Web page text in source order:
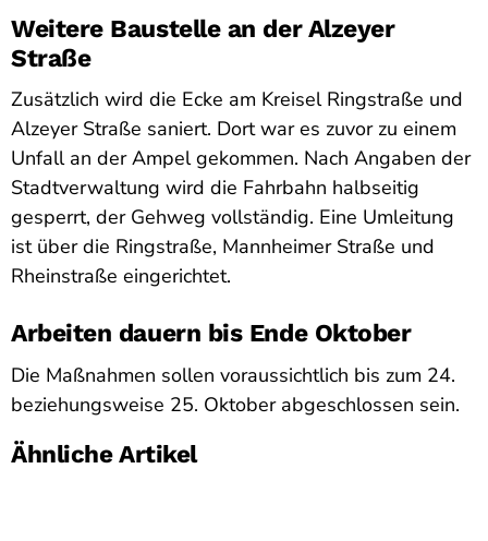
Weitere Baustelle an der Alzeyer
Straße
Zusätzlich wird die Ecke am Kreisel Ringstraße und
Alzeyer Straße saniert. Dort war es zuvor zu einem
Unfall an der Ampel gekommen. Nach Angaben der
Stadtverwaltung wird die Fahrbahn halbseitig
gesperrt, der Gehweg vollständig. Eine Umleitung
ist über die Ringstraße, Mannheimer Straße und
Rheinstraße eingerichtet.
Arbeiten dauern bis Ende Oktober
Die Maßnahmen sollen voraussichtlich bis zum 24.
beziehungsweise 25. Oktober abgeschlossen sein.
Ähnliche Artikel